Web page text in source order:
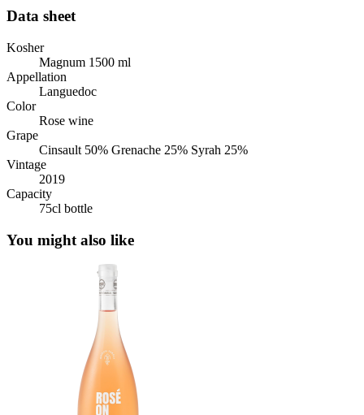
Data sheet
Kosher
Magnum 1500 ml
Appellation
Languedoc
Color
Rose wine
Grape
Cinsault 50% Grenache 25% Syrah 25%
Vintage
2019
Capacity
75cl bottle
You might also like